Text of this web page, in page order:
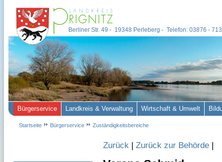
Zurück | Zurück zur Behörde |
Berliner Str. 49 - 19348 Perleberg - Telefon: 03876 -
Bürgerservice Landkreis & Verwaltung Wirtschaft & Umwelt
Startseite Bürgerservice Zuständigkeitsbereiche